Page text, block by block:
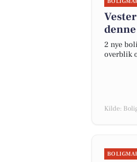
2 nye
overblik
Kilde: